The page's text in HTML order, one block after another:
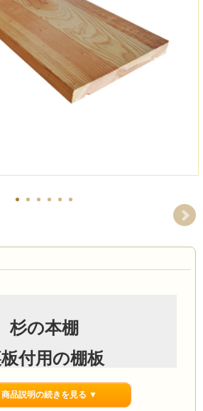
杉の本棚
付用の棚板
プション追加棚板です。
品説明の続きを見る ▼